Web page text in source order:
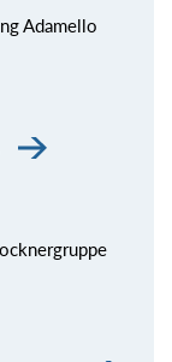
Adamello